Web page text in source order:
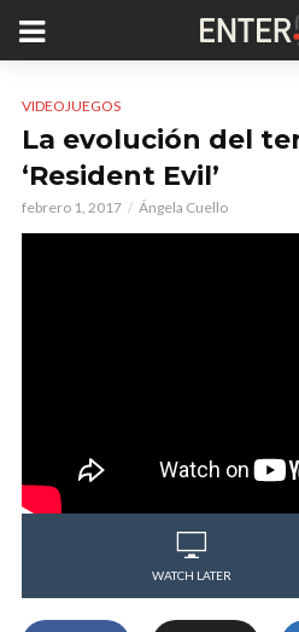
VIDEOJUEGOS
La evolución del
‘Resident Evil’
febrero 1, 2017 Ángela Cuello
WATCH LATER